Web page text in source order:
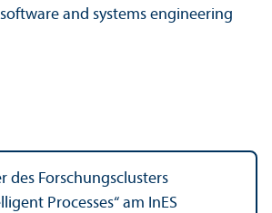
and systems engineering
des Forschungs­clusters
Processes“ am InES